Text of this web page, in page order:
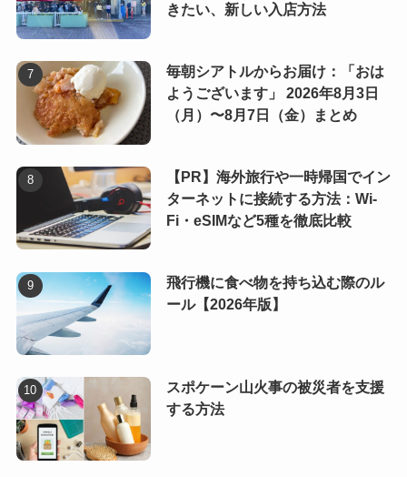
きたい、新しい入店方法
毎朝シアトルからお届け：「おは
ようございます」 2026年8月3日
（月）〜8月7日（金）まとめ
【PR】海外旅行や一時帰国でイン
ターネットに接続する方法：Wi-
Fi・eSIMなど5種を徹底比較
飛行機に食べ物を持ち込む際のル
ール【2026年版】
スポケーン山火事の被災者を支援
する方法